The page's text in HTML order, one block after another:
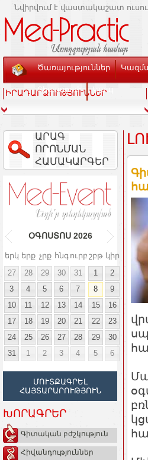
Նվիրվում է վաստակաշատ
Ծառայություններ
Տեսասրահ Կապ
ԻՐԱԴԱՐՁՈՒԹՅՈՒՆՆԵՐ
ԱՐԱԳ
ՈՐՈՆՄԱՆ
ՀԱՄԱԿԱՐԳԵՐ
ՕԳՈՍՏՈՍ 2026
երկ երք չրք հնգուրբ շբթ կիր
27
28 29 30 31 1
2
3
4 5 6 7 8
9
10
11 12 13 14 15
16
17
18 19 20 21 22
23
24
25 26 27 28 29
30
31
1 2 3 4 5 6
ՄՈՒՏՔԱԳՐԵԼ
ՀԱՅՏԱՐԱՐՈՒԹՅՈՒՆ
ԽՈՐԱԳՐԵՐ
Գիտական բժշկություն
Հիվանդություններ